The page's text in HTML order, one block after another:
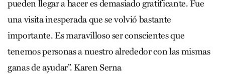
pueden llegar a hacer es demasiado gratificante. Fue
una visita inesperada que se volvió bastante
importante. Es maravilloso ser conscientes que
tenemos personas a nuestro alrededor con las mismas
ganas de ayudar”. Karen Serna